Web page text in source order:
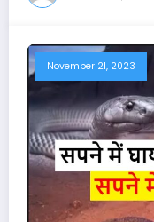
November 21, 2023